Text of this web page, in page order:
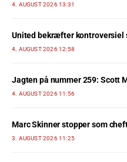
4. AUGUST 2026 13:31
United bekræfter kontroversiel
4. AUGUST 2026 12:58
Jagten på nummer 259: Scott
4. AUGUST 2026 11:56
Marc Skinner stopper som
3. AUGUST 2026 11:25